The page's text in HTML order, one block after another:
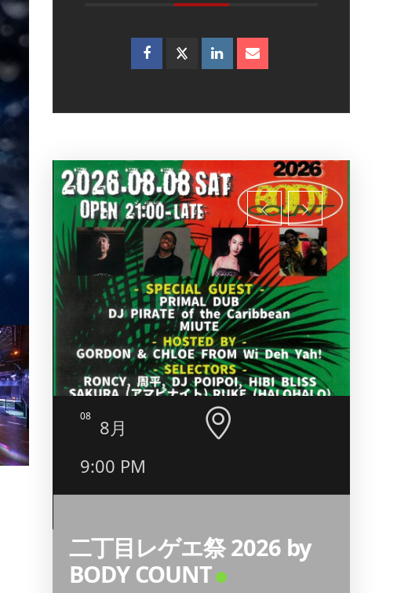
08
8月
9:00 PM
二丁目レゲエ祭 2026 by
BODY COUNT